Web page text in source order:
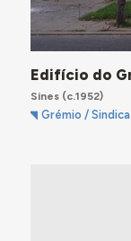
Edifício do
Sines(c.1952)
Grémio /